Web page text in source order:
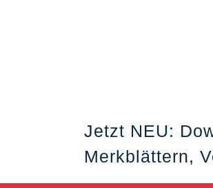
Jetzt NEU:
Merkblättern,